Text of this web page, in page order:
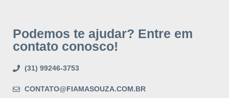
Podemos te ajudar? Entre em
contato conosco!
(31) 99246-3753
CONTATO@FIAMASOUZA.COM.BR